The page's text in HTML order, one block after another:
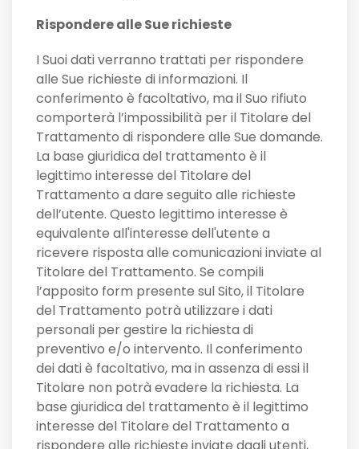
Rispondere alle Sue richieste
I Suoi dati verranno trattati per rispondere
alle Sue richieste di informazioni. Il
conferimento è facoltativo, ma il Suo rifiuto
comporterà l’impossibilità per il Titolare del
Trattamento di rispondere alle Sue domande.
La base giuridica del trattamento è il
legittimo interesse del Titolare del
Trattamento a dare seguito alle richieste
dell’utente. Questo legittimo interesse è
equivalente all'interesse dell'utente a
ricevere risposta alle comunicazioni inviate al
Titolare del Trattamento. Se compili
l’apposito form presente sul Sito, il Titolare
del Trattamento potrà utilizzare i dati
personali per gestire la richiesta di
preventivo e/o intervento. Il conferimento
dei dati è facoltativo, ma in assenza di essi il
Titolare non potrà evadere la richiesta. La
base giuridica del trattamento è il legittimo
interesse del Titolare del Trattamento a